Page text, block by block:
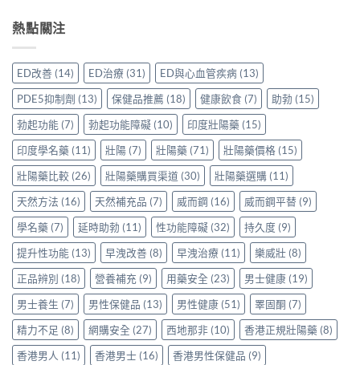
讀
的
意
事
項〉
中
香
家
真
實
使
用
心
得〉
中
VI[DK]
羅
紅
鑽〉
中
買
心？
香
港
用
家
親
身
分
享
正
貨
渠
道
與
選
購
指
南〉
中
壯
效
評
價：
香
港
用
家
親
身
服
用
Levitra
的
真
實
分
享〉
中
熱點關注
ED改善 (14) ED治療 (31) ED與心血管疾病 (13)
PDE5抑制劑 (13) 保健品推薦 (18) 健康飲食 (7) 助勃 (15)
勃起功能 (7) 勃起功能障礙 (10) 印度壯陽藥 (15)
印度學名藥 (11) 壯陽 (7) 壯陽藥 (71) 壯陽藥價格 (15)
壯陽藥比較 (26) 壯陽藥購買渠道 (30) 壯陽藥選購 (11)
天然方法 (16) 天然補充品 (7) 威而鋼 (16) 威而鋼平替 (9)
學名藥 (7) 延時助勃 (11) 性功能障礙 (32) 持久度 (9)
提升性功能 (13) 早洩改善 (8) 早洩治療 (11) 樂威壯 (8)
正品辨別 (18) 營養補充 (9) 用藥安全 (23) 男士健康 (19)
男士養生 (7) 男性保健品 (13) 男性健康 (51) 睪固酮 (7)
精力不足 (8) 網購安全 (27) 西地那非 (10) 香港正規壯陽藥 (8)
香港男人 (11) 香港男士 (16) 香港男性保健品 (9)